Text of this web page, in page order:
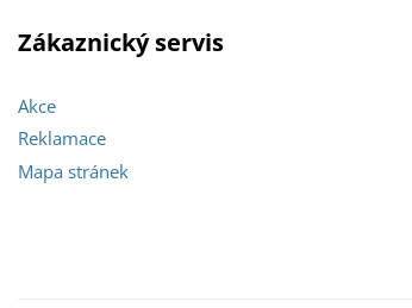
Zákaznický servis
Akce
Reklamace
Mapa stránek